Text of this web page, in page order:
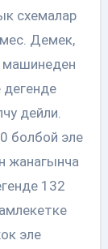
схемалар
Демек,
машинеден
дегенде
дейли.
болбой эле
жанагынча
132
эле